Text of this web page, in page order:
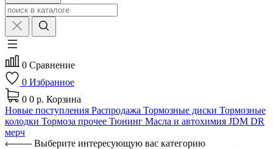
0 Сравнение
0 Избранное
0 0 р. Корзина
Новые поступления Распродажа Тормозные диски Тормозные
колодки Тормоза прочее Тюнинг Масла и автохимия JDM DR
мерч
Выберите интересующую вас категорию